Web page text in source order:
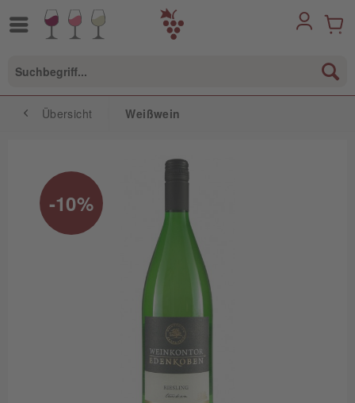
Übersicht Weißwein
-10%